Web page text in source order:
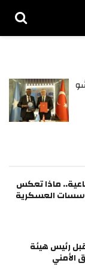
ماذا تعكس
العسكرية
رئيس هيئة
الأمني